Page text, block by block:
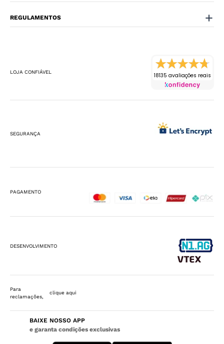
REGULAMENTOS
LOJA CONFIÁVEL 18135 avaliações reais
SEGURANÇA
PAGAMENTO
DESENVOLVIMENTO
Para
reclamações,
clique aqui
BAIXE NOSSO APP
e garanta condições exclusivas